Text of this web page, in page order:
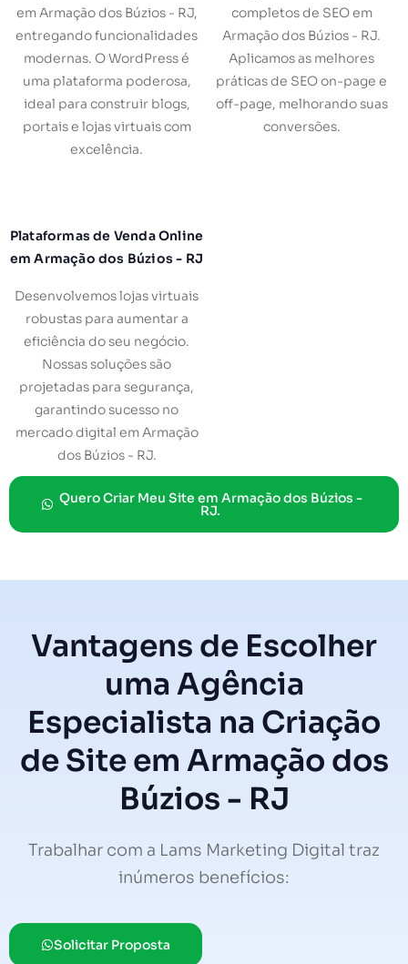
em Armação dos Búzios - RJ,
entregando funcionalidades
modernas. O WordPress é
uma plataforma poderosa,
ideal para construir blogs,
portais e lojas virtuais com
excelência.
completos de SEO em
Armação dos Búzios - RJ.
Aplicamos as melhores
práticas de SEO on-page e
off-page, melhorando suas
conversões.
Plataformas de Venda Online
em Armação dos Búzios - RJ
Desenvolvemos lojas virtuais
robustas para aumentar a
eficiência do seu negócio.
Nossas soluções são
projetadas para segurança,
garantindo sucesso no
mercado digital em Armação
dos Búzios - RJ.
Quero Criar Meu Site em Armação dos Búzios -
RJ.
Vantagens de Escolher
uma Agência
Especialista na Criação
de Site em Armação dos
Búzios - RJ
Trabalhar com a Lams Marketing Digital traz
inúmeros benefícios:
Solicitar Proposta